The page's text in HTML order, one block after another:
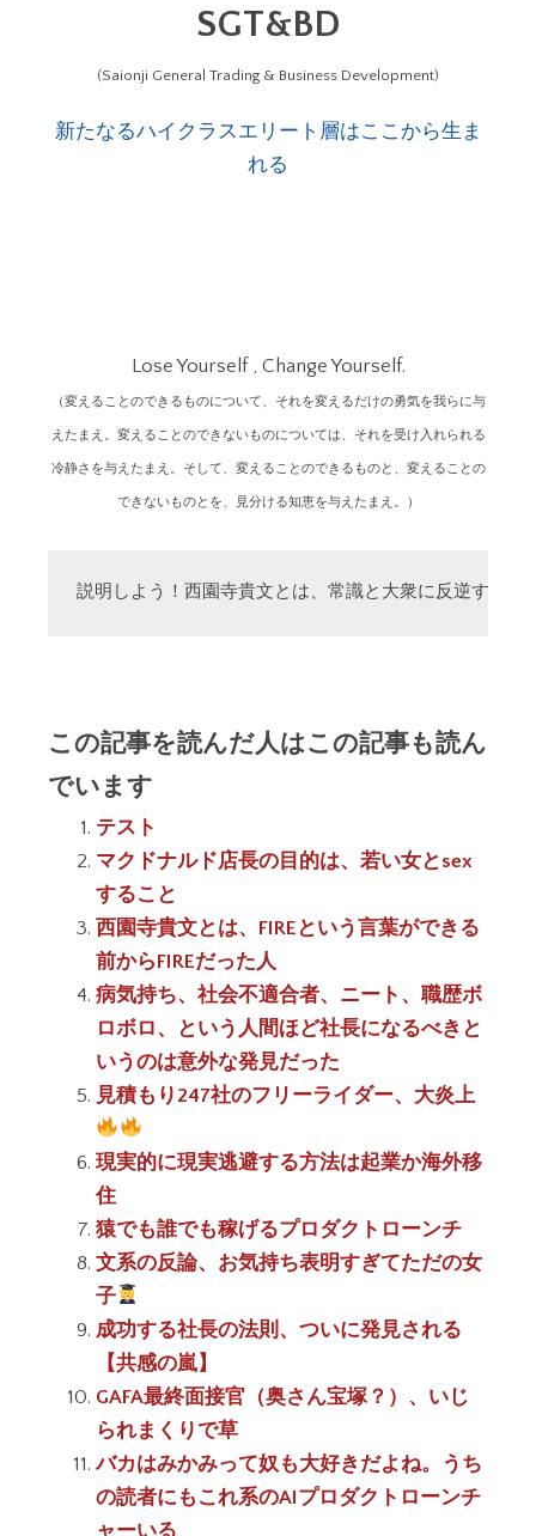
SGT&BD
(Saionji General Trading & Business Development)
新たなるハイクラスエリート層はここから生ま
れる
Lose Yourself , Change Yourself.
（変えることのできるものについて、それを変えるだけの勇気を我らに与
えたまえ。変えることのできないものについては、それを受け入れられる
冷静さを与えたまえ。そして、変えることのできるものと、変えることの
できないものとを、見分ける知恵を与えたまえ。）
説明しよう！西園寺貴文とは、常識と大衆に反逆する
この記事を読んだ人はこの記事も読ん
でいます
テスト
マクドナルド店長の目的は、若い女とsex
すること
西園寺貴文とは、FIREという言葉ができる
前からFIREだった人
病気持ち、社会不適合者、ニート、職歴ボ
ロボロ、という人間ほど社長になるべきと
いうのは意外な発見だった
見積もり247社のフリーライダー、大炎上
現実的に現実逃避する方法は起業か海外移
住
猿でも誰でも稼げるプロダクトローンチ
文系の反論、お気持ち表明すぎてただの女
子
成功する社長の法則、ついに発見される
【共感の嵐】
GAFA最終面接官（奥さん宝塚？）、いじ
られまくりで草
バカはみかみって奴も大好きだよね。うち
の読者にもこれ系のAIプロダクトローンチ
ャーいる